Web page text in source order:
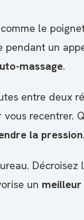
le
pendant un
massage.
entre deux
vous recentrer.
la pression
Décroisez
un meilleur